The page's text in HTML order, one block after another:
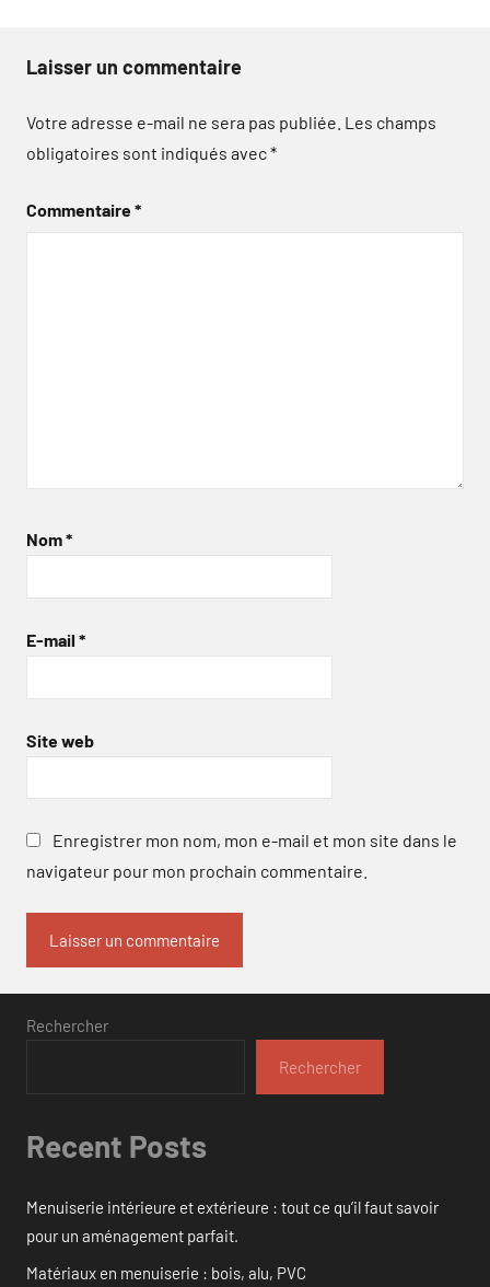
Laisser un commentaire
Votre adresse e-mail ne sera pas publiée. Les champs
obligatoires sont indiqués avec*
Commentaire*
Nom*
E-mail *
Site web
Enregistrer mon nom, mon e-mail et mon site dans le
navigateur pour mon prochain commentaire.
Rechercher
Rechercher
Recent Posts
Menuiserie intérieure et extérieure : tout ce qu’il faut savoir
pour un aménagement parfait.
Matériaux en menuiserie : bois, alu, PVC